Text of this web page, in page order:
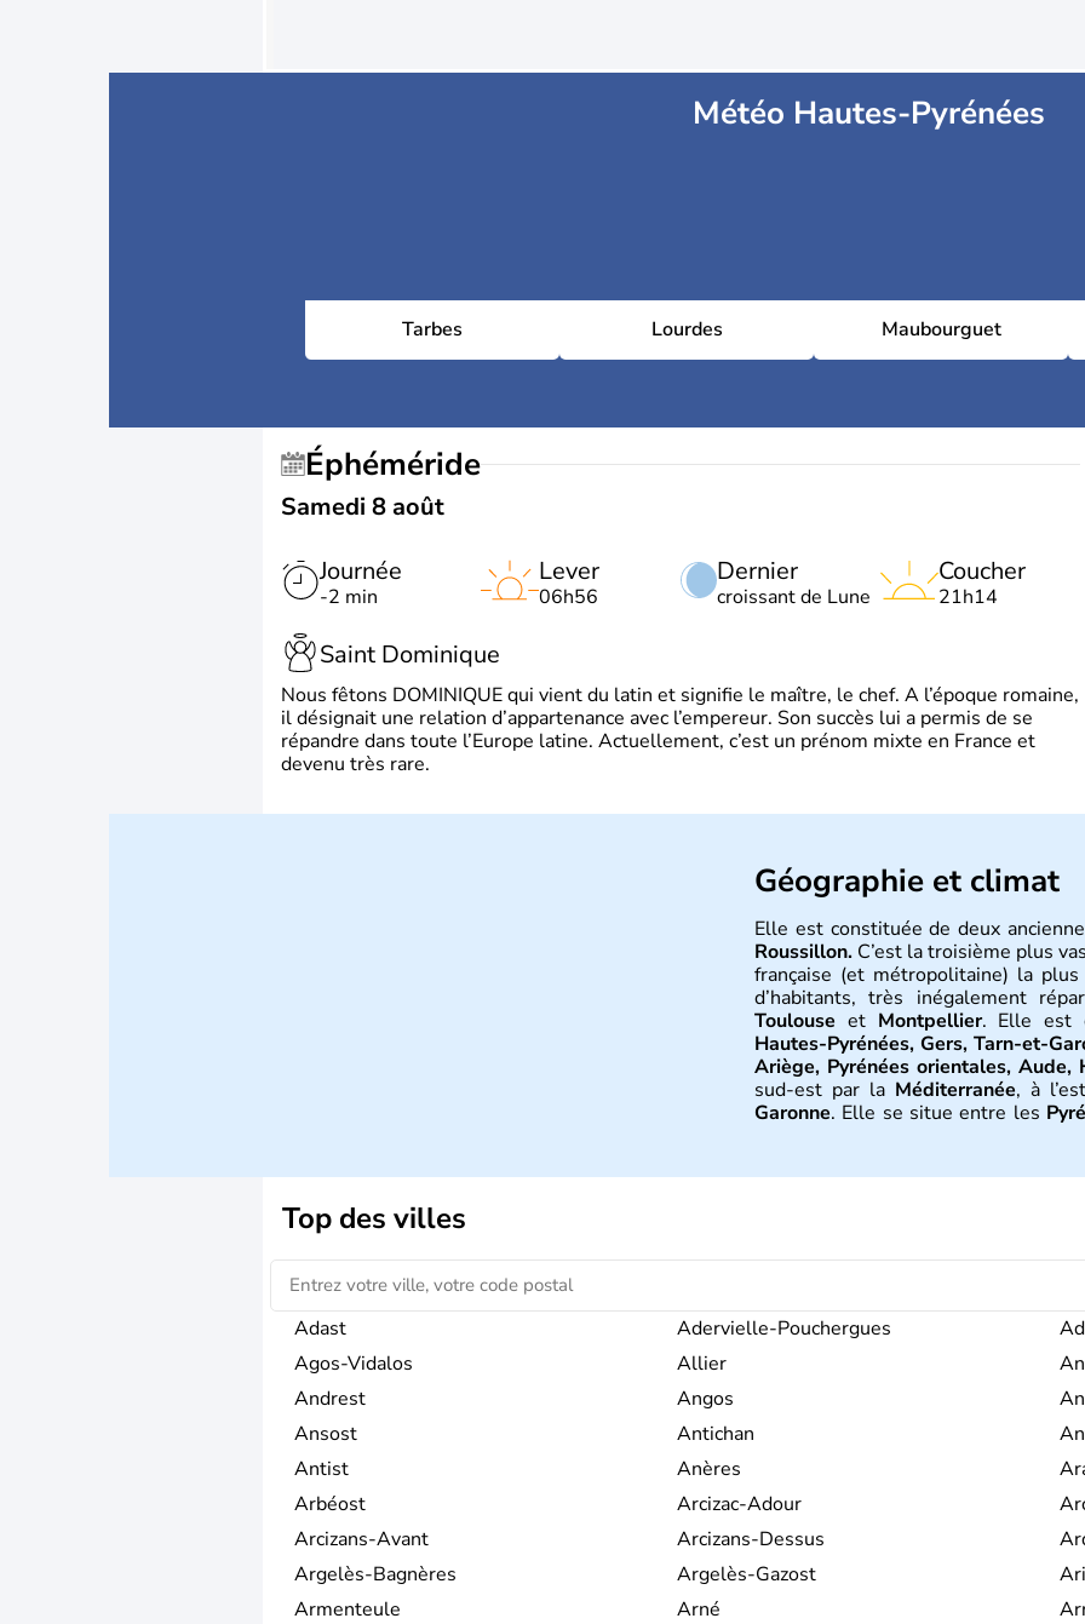
Météo Hautes-Pyrénées
Tarbes Lourdes Maubourguet
Éphéméride
Samedi 8 août
Journée
-2 min
Dernier
croissant de Lune
Lever
06h56
Coucher
21h14
Saint Dominique
Nous fêtons DOMINIQUE qui vient du latin et signifie le maître, le chef. A l’époque romaine,
il désignait une relation d’appartenance avec l’empereur. Son succès lui a permis de se
répandre dans toute l’Europe latine. Actuellement, c’est un prénom mixte en France et
devenu très rare.
Géographie et climat
Elle est constituée de deux
Roussillon. C’est la troisième plus
française (et métropolitaine) la
d’habitants, très inégalement
Toulouse et Montpellier. Elle est
Hautes-Pyrénées, Gers, Tarn-et-
Ariège, Pyrénées orientales, Aude,
sud-est par la Méditerranée, à
Garonne. Elle se situe entre les
La région a été tardivement sous
en différents comtés, duchés,
plus vraiment jamais été unie. La
ciment de toutes ces provinces.
utilisé la langue occitane pour
locale, parmi lesquelles la
guerres des camisards, la révolte
Top des villes
Adast Adervielle-Pouchergues
Agos-Vidalos
Allier
Andrest
Angos
Ansost
Antichan
Antist
Anères
Arbéost
Arcizac-Adour
Arcizans-Avant
Arcizans-Dessus
Argelès-Bagnères
Argelès-Gazost
Armenteule
Arné